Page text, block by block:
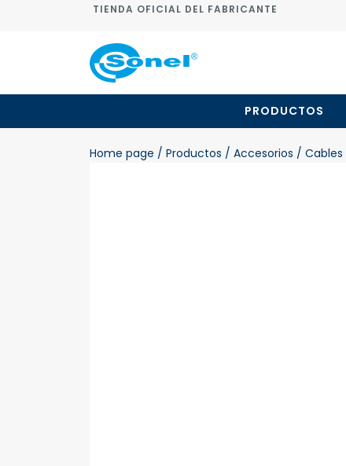
TIENDA OFICIAL DEL FABRICANTE
PRODUCTOS
Home page / Productos / Accesorios / Cables